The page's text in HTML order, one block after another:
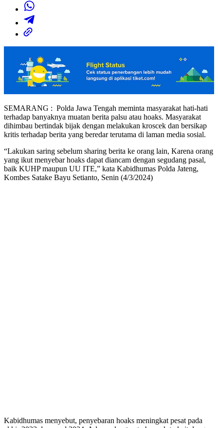
SEMARANG : Polda Jawa Tengah meminta masyarakat hati-hati
terhadap banyaknya muatan berita palsu atau hoaks. Masyarakat
dihimbau bertindak bijak dengan melakukan kroscek dan bersikap
kritis terhadap berita yang beredar terutama di laman media sosial.
“Lakukan saring sebelum sharing berita ke orang lain, Karena orang
yang ikut menyebar hoaks dapat diancam dengan segudang pasal,
baik KUHP maupun UU ITE,” kata Kabidhumas Polda Jateng,
Kombes Satake Bayu Setianto, Senin (4/3/2024)
Kabidhumas menyebut, penyebaran hoaks meningkat pesat pada